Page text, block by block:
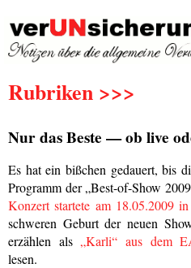
Rubriken >>>
Nur das Beste — ob live
Es hat ein bißchen gedauert, bis
Programm der „Best-of-Show
Konzert startete am 18.05.2009
schweren Geburt der neuen
erzählen als „Karli“ aus dem
lesen.